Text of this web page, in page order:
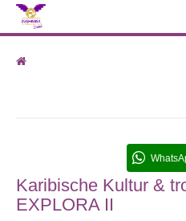
Karibische Kultur &
EXPLORA II